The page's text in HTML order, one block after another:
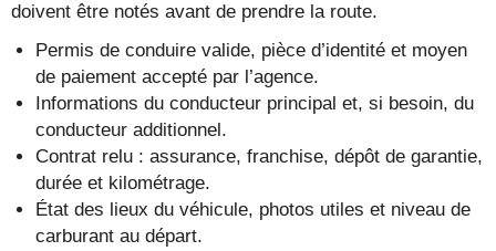
doivent être notés avant de prendre la route.
Permis de conduire valide, pièce d’identité et moyen
de paiement accepté par l’agence.
Informations du conducteur principal et, si besoin, du
conducteur additionnel.
Contrat relu : assurance, franchise, dépôt de garantie,
durée et kilométrage.
État des lieux du véhicule, photos utiles et niveau de
carburant au départ.